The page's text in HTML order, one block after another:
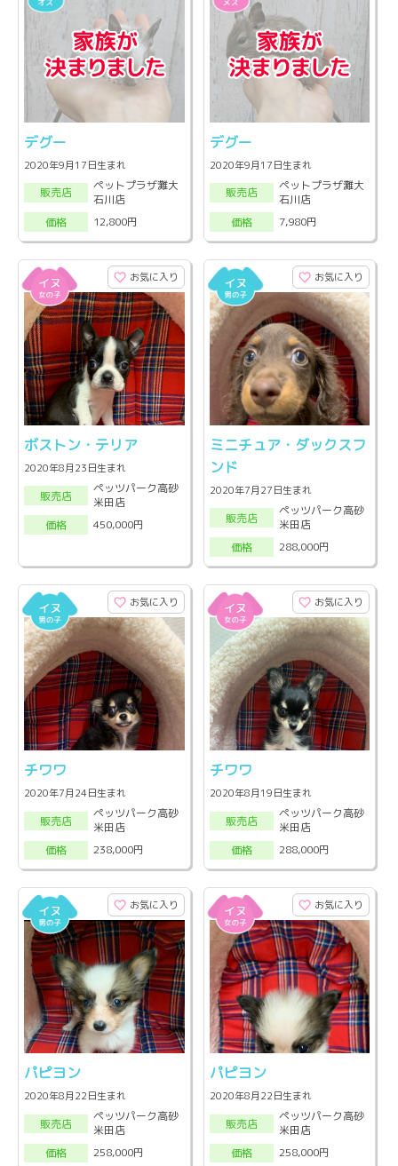
デグー
2020年9月17日生まれ
販売店
ペットプラザ灘大
石川店
価格
12,800円
デグー
2020年9月17日生まれ
販売店
ペットプラザ灘大
石川店
価格
7,980円
お気に入り
ボストン・テリア
2020年8月23日生まれ
販売店
ペッツパーク高砂
米田店
価格
450,000円
お気に入り
ミニチュア・ダックスフ
ンド
2020年7月27日生まれ
販売店
ペッツパーク高砂
米田店
価格
288,000円
お気に入り
チワワ
2020年7月24日生まれ
販売店
ペッツパーク高砂
米田店
価格
238,000円
お気に入り
チワワ
2020年8月19日生まれ
販売店
ペッツパーク高砂
米田店
価格
288,000円
お気に入り
パピヨン
2020年8月22日生まれ
販売店
ペッツパーク高砂
米田店
価格
258,000円
お気に入り
パピヨン
2020年8月22日生まれ
販売店
ペッツパーク高砂
米田店
価格
258,000円